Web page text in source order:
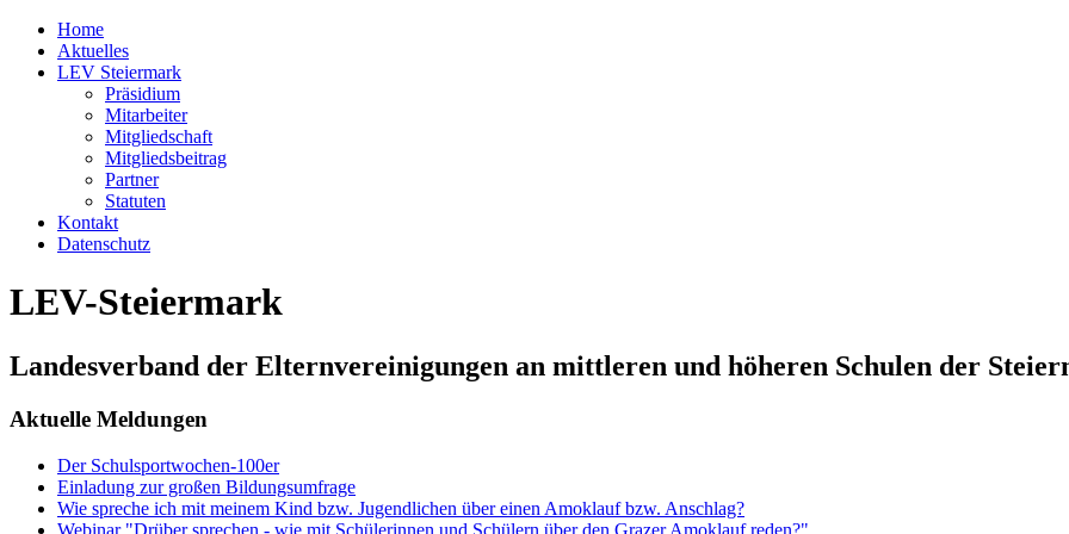
Home
Aktuelles
LEV Steiermark
Präsidium
Mitarbeiter
Mitgliedschaft
Mitgliedsbeitrag
Partner
Statuten
Kontakt
Datenschutz
LEV-Steiermark
Landesverband der Elternvereinigungen an mittleren und höheren Schulen der
Aktuelle Meldungen
Der Schulsportwochen-100er
Einladung zur großen Bildungsumfrage
Wie spreche ich mit meinem Kind bzw. Jugendlichen über einen Amoklauf bzw. Anschlag?
Webinar "Drüber sprechen - wie mit Schülerinnen und Schülern über den Grazer Amoklauf reden?"